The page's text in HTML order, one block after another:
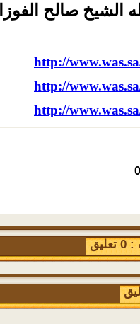
الشيخ صالح
http://
http://
http://